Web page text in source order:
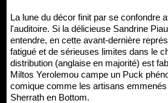
La lune du décor finit par se confondre
l'auditoire. Si la délicieuse Sandrine
entendre, en cette avant-dernière
fatigué et de sérieuses limites dans le
distribution (anglaise en majorité) est
Miltos Yerolemou campe un Puck
comique comme les artisans
Sherrath en Bottom.